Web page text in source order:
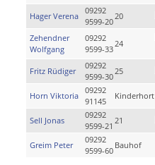
Hager Verena
09292
9599-20
20
Zehendner
Wolfgang
09292
9599-33
24
Fritz Rüdiger
09292
9599-30
25
Horn Viktoria
09292
91145
Kinderhort
Sell Jonas
09292
9599-21
21
Greim Peter
09292
9599-60
Bauhof